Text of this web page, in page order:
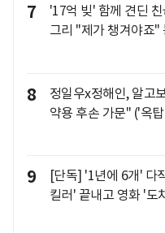
7
'17억 빚' 함께 견딘
그리 "제가 챙겨야죠"
8
정일우x정해인, 알고
약용 후손 가문" ('옥
9
[단독] '1년에 6개' 다
킬러' 끝내고 영화 '도